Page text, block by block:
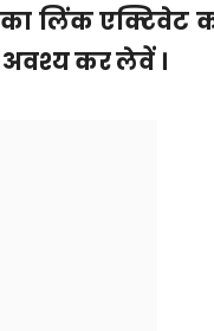
लिंक एक्टिवेट
कर लेवें ।